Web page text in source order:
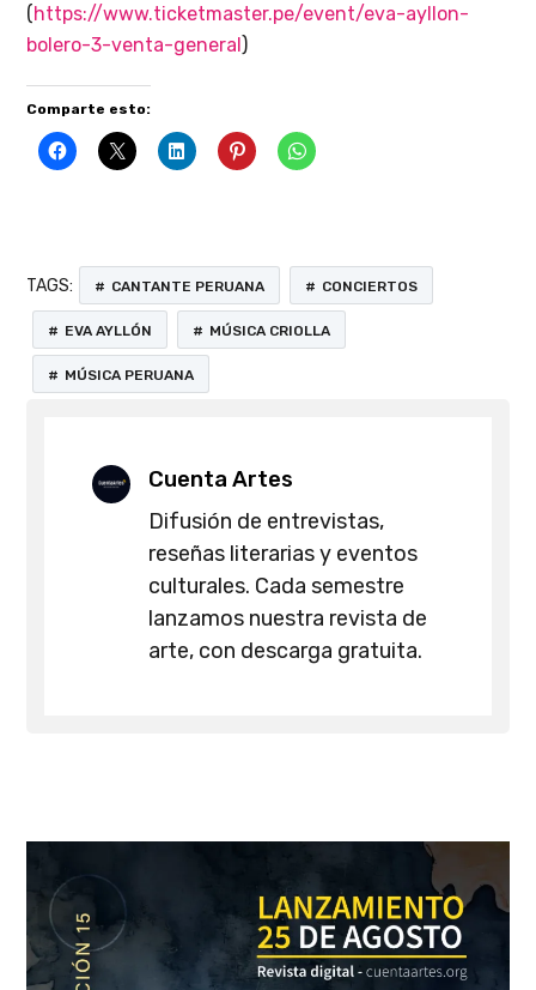
(https://www.ticketmaster.pe/event/eva-ayllon-
bolero-3-venta-general)
Comparte esto:
TAGS: CANTANTE PERUANA CONCIERTOS
EVA AYLLÓN MÚSICA CRIOLLA
MÚSICA PERUANA
Cuenta Artes
Difusión de entrevistas,
reseñas literarias y eventos
culturales. Cada semestre
lanzamos nuestra revista de
arte, con descarga gratuita.